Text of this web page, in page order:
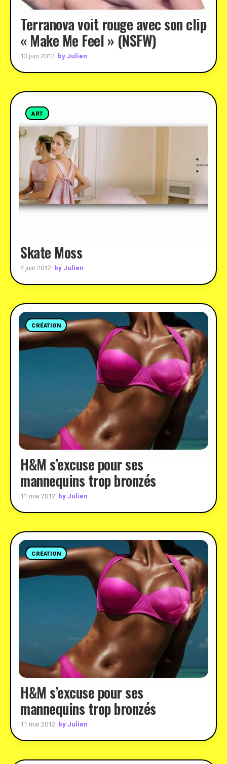
Terranova voit rouge avec son clip
« Make Me Feel » (NSFW)
13 juin 2012 by Julien
ART
Skate Moss
4 juin 2012 by Julien
CRÉATION
H&M s’excuse pour ses
mannequins trop bronzés
11 mai 2012 by Julien
CRÉATION
H&M s’excuse pour ses
mannequins trop bronzés
11 mai 2012 by Julien